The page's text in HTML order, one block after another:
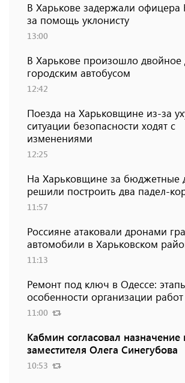
В Харькове задержали офицера
за помощь уклонисту
13:00
В Харькове произошло
городским автобусом
12:42
Поезда на Харьковщине из-за
ситуации безопасности ходят с
изменениями
12:25
На Харьковщине за бюджетные
решили построить два падел-
11:57
Россияне атаковали дронами
автомобили в Харьковском
11:13
Ремонт под ключ в Одессе:
особенности организации
11:00
Кабмин согласовал назначение
заместителя Олега Синегубова
10:53